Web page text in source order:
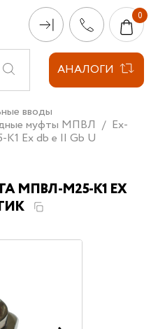
АНАЛОГИ
вводы
муфты МПВЛ
Ex-
Ех db e II Gb U
МПВЛ-М25-К1 ЕХ